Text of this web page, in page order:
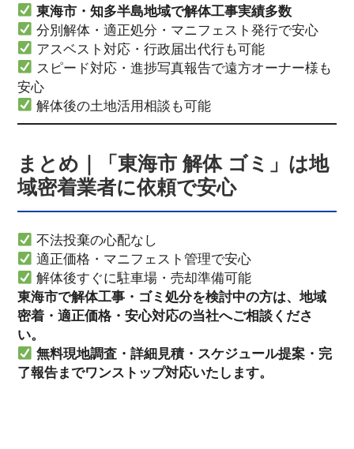
東海市・知多半島地域で解体工事実績多数
分別解体・適正処分・マニフェスト発行で安心
アスベスト対応・行政届出代行も可能
スピード対応・進捗写真報告で遠方オーナー様も
安心
解体後の土地活用相談も可能
まとめ｜「東海市 解体 ゴミ」は地
域密着業者に依頼で安心
不法投棄の心配なし
適正価格・マニフェスト管理で安心
解体後すぐに駐車場・売却準備可能
東海市で解体工事・ゴミ処分を検討中の方は、地域
密着・適正価格・安心対応の当社へご相談くださ
い。
無料現地調査・詳細見積・スケジュール提案・完
了報告までワンストップ対応いたします。